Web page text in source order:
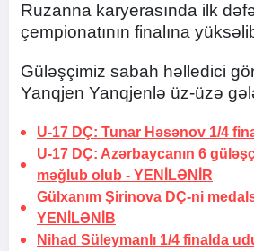
Ruzanna karyerasında ilk
çempionatının finalına
Güləşçimiz sabah həlledici
Yanqjen Yanqjenlə üz-üzə
U-17 DÇ: Tunar Həsənov 1/4
U-17 DÇ: Azərbaycanın 6
məğlub olub - YENİLƏNİR
Gülxanım Şirinova DÇ-ni
YENİLƏNİB
Nihad Süleymanlı 1/4 finalda